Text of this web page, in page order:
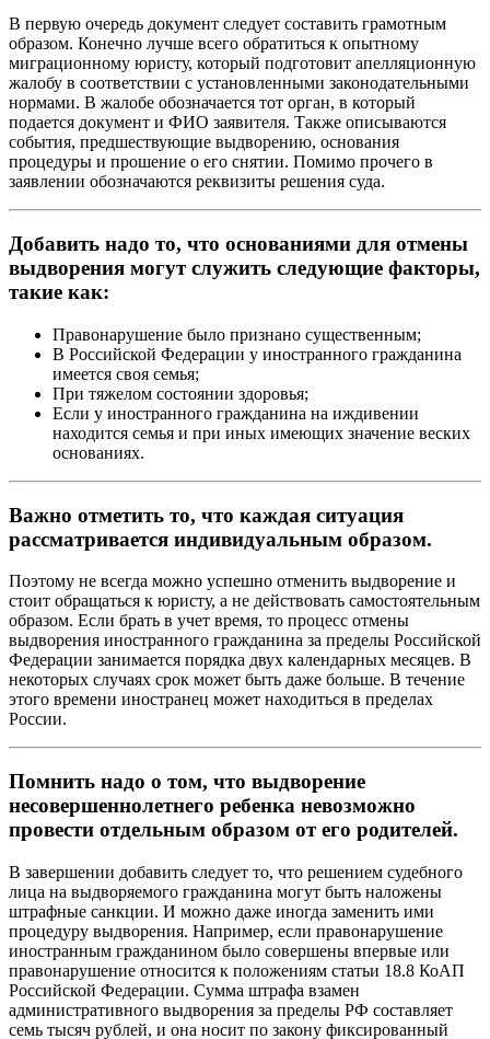
В первую очередь документ следует составить грамотным
образом. Конечно лучше всего обратиться к опытному
миграционному юристу, который подготовит апелляционную
жалобу в соответствии с установленными законодательными
нормами. В жалобе обозначается тот орган, в который
подается документ и ФИО заявителя. Также описываются
события, предшествующие выдворению, основания
процедуры и прошение о его снятии. Помимо прочего в
заявлении обозначаются реквизиты решения суда.
Добавить надо то, что основаниями для отмены
выдворения могут служить следующие факторы,
такие как:
Правонарушение было признано существенным;
В Российской Федерации у иностранного гражданина
имеется своя семья;
При тяжелом состоянии здоровья;
Если у иностранного гражданина на иждивении
находится семья и при иных имеющих значение веских
основаниях.
Важно отметить то, что каждая ситуация
рассматривается индивидуальным образом.
Поэтому не всегда можно успешно отменить выдворение и
стоит обращаться к юристу, а не действовать самостоятельным
образом. Если брать в учет время, то процесс отмены
выдворения иностранного гражданина за пределы Российской
Федерации занимается порядка двух календарных месяцев. В
некоторых случаях срок может быть даже больше. В течение
этого времени иностранец может находиться в пределах
России.
Помнить надо о том, что выдворение
несовершеннолетнего ребенка невозможно
провести отдельным образом от его родителей.
В завершении добавить следует то, что решением судебного
лица на выдворяемого гражданина могут быть наложены
штрафные санкции. И можно даже иногда заменить ими
процедуру выдворения. Например, если правонарушение
иностранным гражданином было совершены впервые или
правонарушение относится к положениям статьи 18.8 КоАП
Российской Федерации. Сумма штрафа взамен
административного выдворения за пределы РФ составляет
семь тысяч рублей, и она носит по закону фиксированный